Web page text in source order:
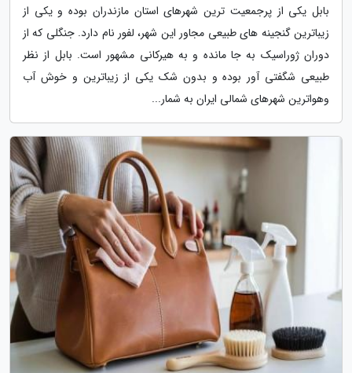
بابل یکی از پرجمعیت ترین شهرهای استان مازندران بوده و یکی از
زیباترین گنجینه های طبیعی مجاور این شهر، لفور نام دارد. جنگلی که از
دوران ژوراسیک به جا مانده و به هیرکانی مشهور است. بابل از نظر
طبیعی شگفتی آور بوده و بدون شک یکی از زیباترین و خوش آب
وهواترین شهرهای شمالی ایران به شمار...